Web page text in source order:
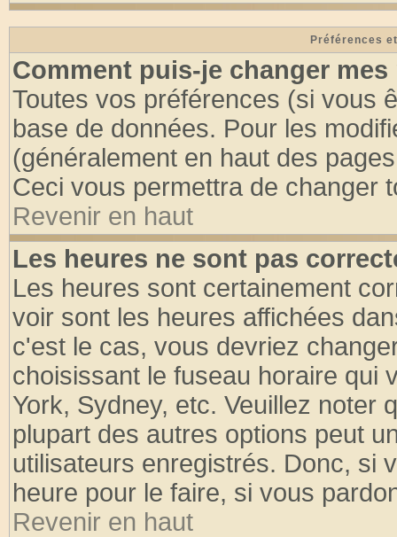
Préférences
Comment puis-je changer mes
Toutes vos préférences (si vous
base de données. Pour les
(généralement en haut des
Ceci vous permettra de changer
Revenir en haut
Les heures ne sont pas
Les heures sont certainement
voir sont les heures affichées
c'est le cas, vous devriez
choisissant le fuseau horaire qui
York, Sydney, etc. Veuillez noter
plupart des autres options peut
utilisateurs enregistrés. Donc, si
heure pour le faire, si vous
Revenir en haut